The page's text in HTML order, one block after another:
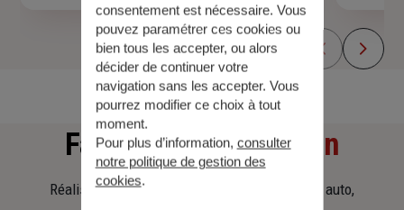
Faitesune simulation
Réalisez une simulation tarifaire d'assurance, auto,
consentement est nécessaire. Vous
pouvez paramétrer ces cookies ou
bien tous les accepter, ou alors
décider de continuer votre
navigation sans les accepter. Vous
pourrez modifier ce choix à tout
moment.
Pour plus d’information, consulter
notre politique de gestion des
cookies.